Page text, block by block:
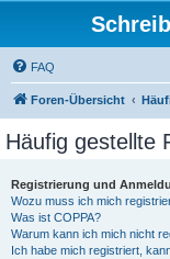
FAQ
Foren-Übersicht
Häufig gestellte
Registrierung und
Wozu muss ich mich
Was ist COPPA?
Warum kann ich mich nicht
Ich habe mich registriert,